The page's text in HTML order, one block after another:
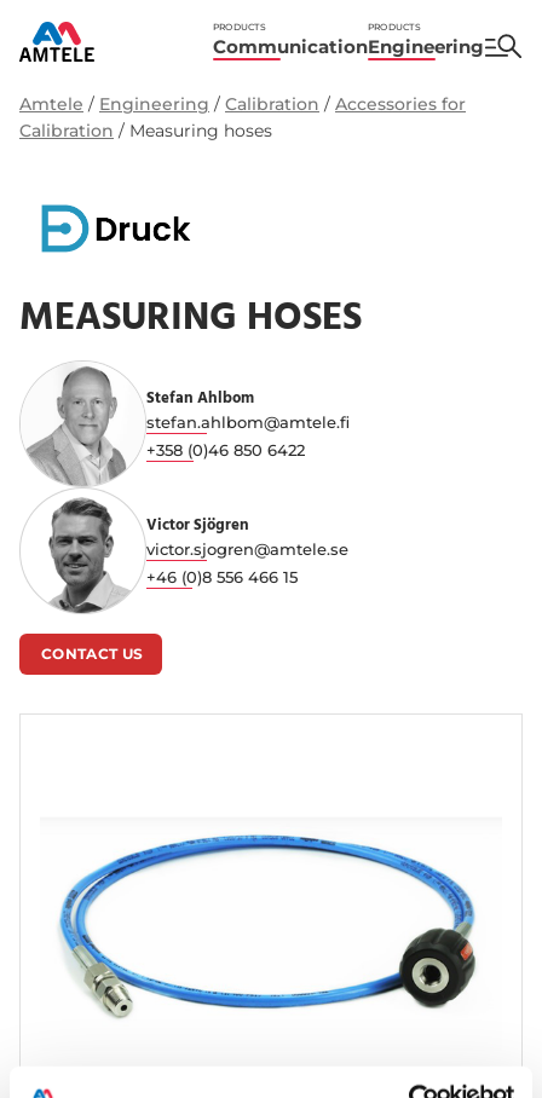
PRODUCTS
Communication
PRODUCTS
Engineering
Amtele / Engineering / Calibration / Accessories for
Calibration / Measuring hoses
MEASURING HOSES
Stefan Ahlbom
stefan.ahlbom@amtele.fi
+358 (0)46 850 6422
Victor Sjögren
victor.sjogren@amtele.se
+46 (0)8 556 466 15
CONTACT US